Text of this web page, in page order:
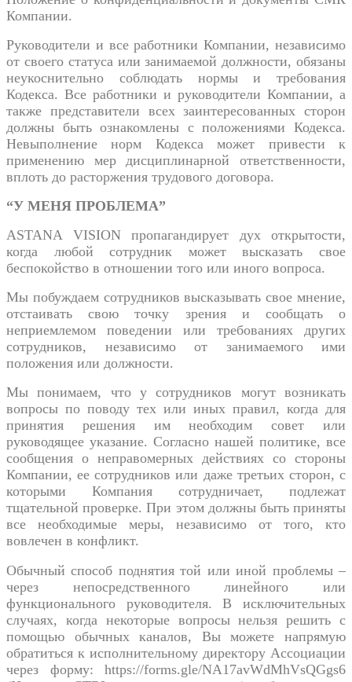
Компании.
Руководители и все работники Компании, независимо
от своего статуса или занимаемой должности, обязаны
неукоснительно соблюдать нормы и требования
Кодекса. Все работники и руководители Компании, а
также представители всех заинтересованных сторон
должны быть ознакомлены с положениями Кодекса.
Невыполнение норм Кодекса может привести к
применению мер дисциплинарной ответственности,
вплоть до расторжения трудового договора.
“У МЕНЯ ПРОБЛЕМА”
ASTANA VISION пропагандирует дух открытости,
когда любой сотрудник может высказать свое
беспокойство в отношении того или иного вопроса.
Мы побуждаем сотрудников высказывать свое мнение,
отстаивать свою точку зрения и сообщать о
неприемлемом поведении или требованиях других
сотрудников, независимо от занимаемого ими
положения или должности.
Мы понимаем, что у сотрудников могут возникать
вопросы по поводу тех или иных правил, когда для
принятия решения им необходим совет или
руководящее указание. Согласно нашей политике, все
сообщения о неправомерных действиях со стороны
Компании, ее сотрудников или даже третьих сторон, с
которыми Компания сотрудничает, подлежат
тщательной проверке. При этом должны быть приняты
все необходимые меры, независимо от того, кто
вовлечен в конфликт.
Обычный способ поднятия той или иной проблемы –
через непосредственного линейного или
функционального руководителя. В исключительных
случаях, когда некоторые вопросы нельзя решить с
помощью обычных каналов, Вы можете напрямую
обратиться к исполнительному директору Ассоциации
через форму: https://forms.gle/NA17avWdMhVsQGgs6